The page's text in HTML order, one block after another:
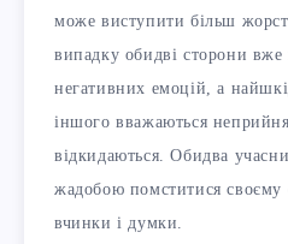
може виступити більш
випадку обидві сторони
негативних емоцій, а
іншого вважаються
відкидаються. Обидва
жадобою помститися своєму
вчинки і думки.